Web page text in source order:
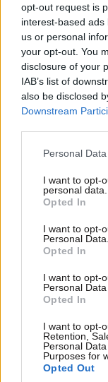
opt-out request is
interest-based
us or personal
your opt-out. You
disclosure of your
IAB’s list of
also be disclosed
Downstream
Please note that
not limited to your
grant or deny
use your data for
consent section.
Personal
I want to opt-
personal data.
Opted In
I want to opt-
Personal Data.
Opted In
I want to opt-
Personal
Opted In
I want to opt-
Retention,
Personal
Purposes for
Opted Out